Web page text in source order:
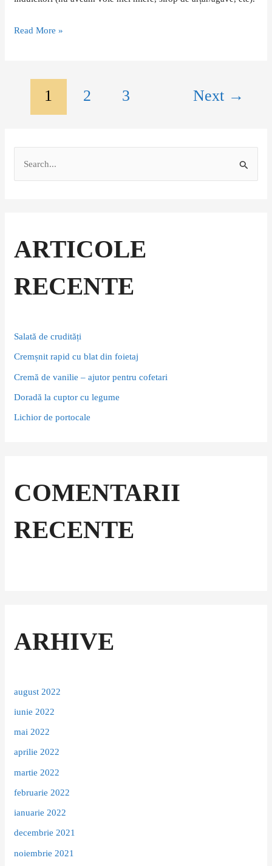
Read More »
1 2 3 Next →
h
f
o
:
ARTICOLE
RECENTE
Salată de crudități
Cremșnit rapid cu blat din foietaj
Cremă de vanilie – ajutor pentru cofetari
Doradă la cuptor cu legume
Lichior de portocale
COMENTARII
RECENTE
ARHIVE
august 2022
iunie 2022
mai 2022
aprilie 2022
martie 2022
februarie 2022
ianuarie 2022
decembrie 2021
noiembrie 2021